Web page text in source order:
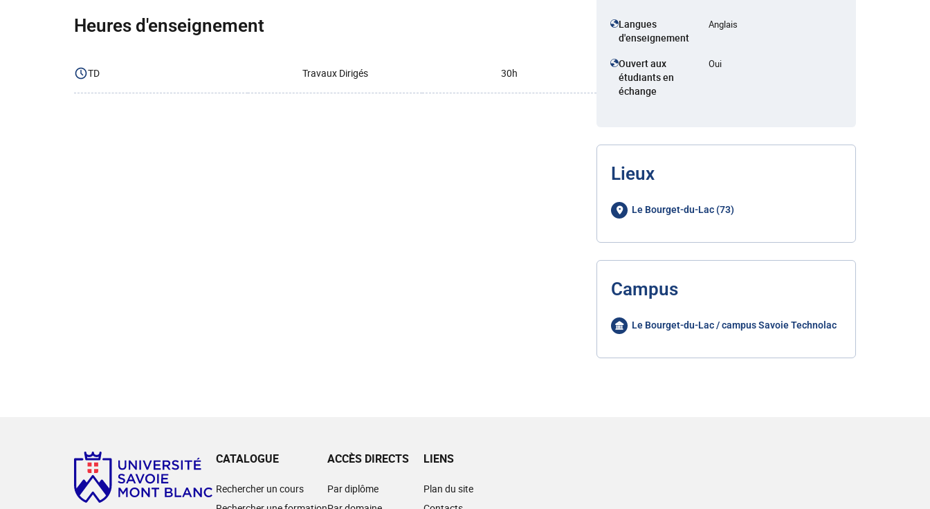
Heures d'enseignement
TD Travaux Dirigés 30h
Langues
d'enseignement
Anglais
Ouvert aux
étudiants en
échange
Oui
Lieux
Le Bourget-du-Lac (73)
Campus
Le Bourget-du-Lac / campus Savoie Technolac
CATALOGUE
Rechercher un cours
ACCÈS DIRECTS
Par diplôme
LIENS
Plan du site